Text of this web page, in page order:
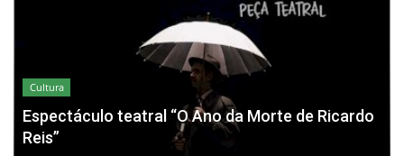
Cultura
Espectáculo teatral “O Ano da Morte de Ricardo
Reis”